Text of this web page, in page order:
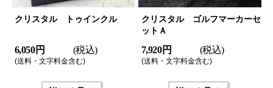
クリスタル トゥインクル
6,050 円 (税込)
(送料・文字料金含む)
クリスタル ゴルフマーカーセ
ットＡ
7,920 円 (税込)
(送料・文字料金含む)